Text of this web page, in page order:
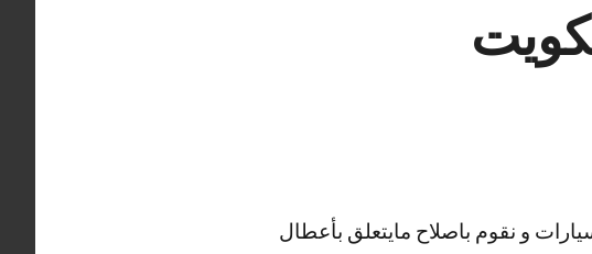
و نقوم باصلاح مايتعلق بأعطال